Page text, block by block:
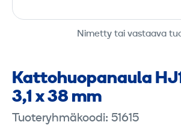
Nimetty tai vastaava
Katto­huopanaula
3,1 x 38 mm
Tuoteryhmäkoodi: 51615